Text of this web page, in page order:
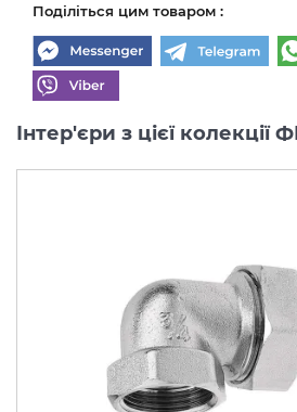
Поділіться цим товаром :
Інтер'єри з цієї колекції